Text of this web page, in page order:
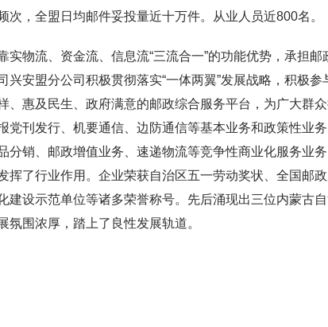
次，全盟日均邮件妥投量近十万件。从业人员近800名。
物流、资金流、信息流“三流合一”的功能优势，承担邮
兴安盟分公司积极贯彻落实“一体两翼”发展战略，积极
、惠及民生、政府满意的邮政综合服务平台，为广大群
党刊发行、机要通信、边防通信等基本业务和政策性业
分销、邮政增值业务、速递物流等竞争性商业化服务业
挥了行业作用。企业荣获自治区五一劳动奖状、全国邮
建设示范单位等诸多荣誉称号。先后涌现出三位内蒙古
氛围浓厚，踏上了良性发展轨道。